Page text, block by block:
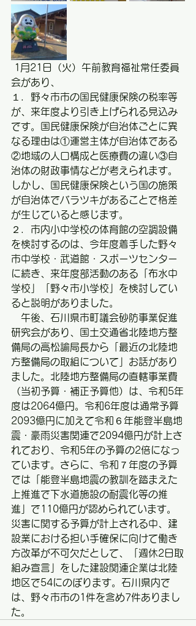
会があり、
１．野々市市の国民健康保険の税率等
が、来年度より引き上げられる見込み
です。国民健康保険が自治体ごとに異
なる理由は①運営主体が自治体である
②地域の人口構成と医療費の違い③自
治体の財政事情などが考えられます。
しかし、国民健康保険という国の施策
が自治体でバラツキがあることで格差
が生じていると感じます。
２．市内小中学校の体育館の空調設備
を検討するのは、今年度着手した野々
市中学校・武道館・スポーツセンター
に続き、来年度部活動のある「布水中
学校」「野々市小学校」を検討してい
ると説明がありました。
午後、石川県市町議会砂防事業促進
研究会があり、国土交通省北陸地方整
備局の高松諭局長から「最近の北陸地
方整備局の取組について」お話があり
ました。北陸地方整備局の直轄事業費
（当初予算・補正予算他）は、令和5年
度は2064億円。令和6年度は通常予算
2093億円に加えて令和６年能登半島地
震・豪雨災害関連で2094億円が計上さ
れており、令和5年の予算の2倍になっ
ています。さらに、令和７年度の予算
では「能登半島地震の教訓を踏まえた
上推進で下水道施設の耐震化等の推
進」で110億円が認められています。
災害に関する予算が計上される中、建
設業における担い手確保に向けて働き
方改革が不可欠だとして、「週休2日取
組み宣言」をした建設関連企業は北陸
地区で54にのぼります。石川県内で
は、野々市市の1件を含め7件ありまし
た。